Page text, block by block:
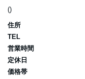
()
住所
TEL
営業時間
定休日
価格帯